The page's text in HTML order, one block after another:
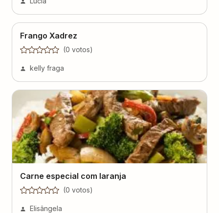
Frango Xadrez
(0 votos)
kelly fraga
Carne especial com laranja
(0 votos)
Elisângela